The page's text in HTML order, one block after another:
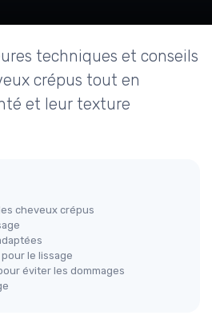
techniques et conseils
crépus tout en
et leur texture
cheveux crépus
le lissage
éviter les dommages